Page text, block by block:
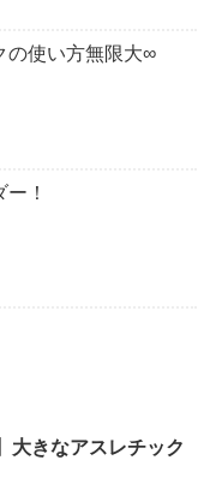
の使い方無限大∞
！
大きなアスレチック